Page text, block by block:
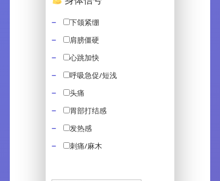
下颌紧绷
肩膀僵硬
心跳加快
呼吸急促/短浅
头痛
胃部打结感
发热感
刺痛/麻木